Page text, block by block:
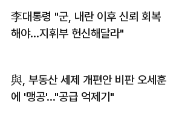
李대통령 "군, 내란 이후 신뢰 회복
해야…지휘부 헌신해달라"
與, 부동산 세제 개편안 비판 오세훈
에 '맹공'…"공급 억제기"